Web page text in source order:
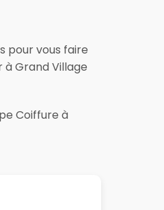
pour vous faire
à Grand Village
Coiffure à